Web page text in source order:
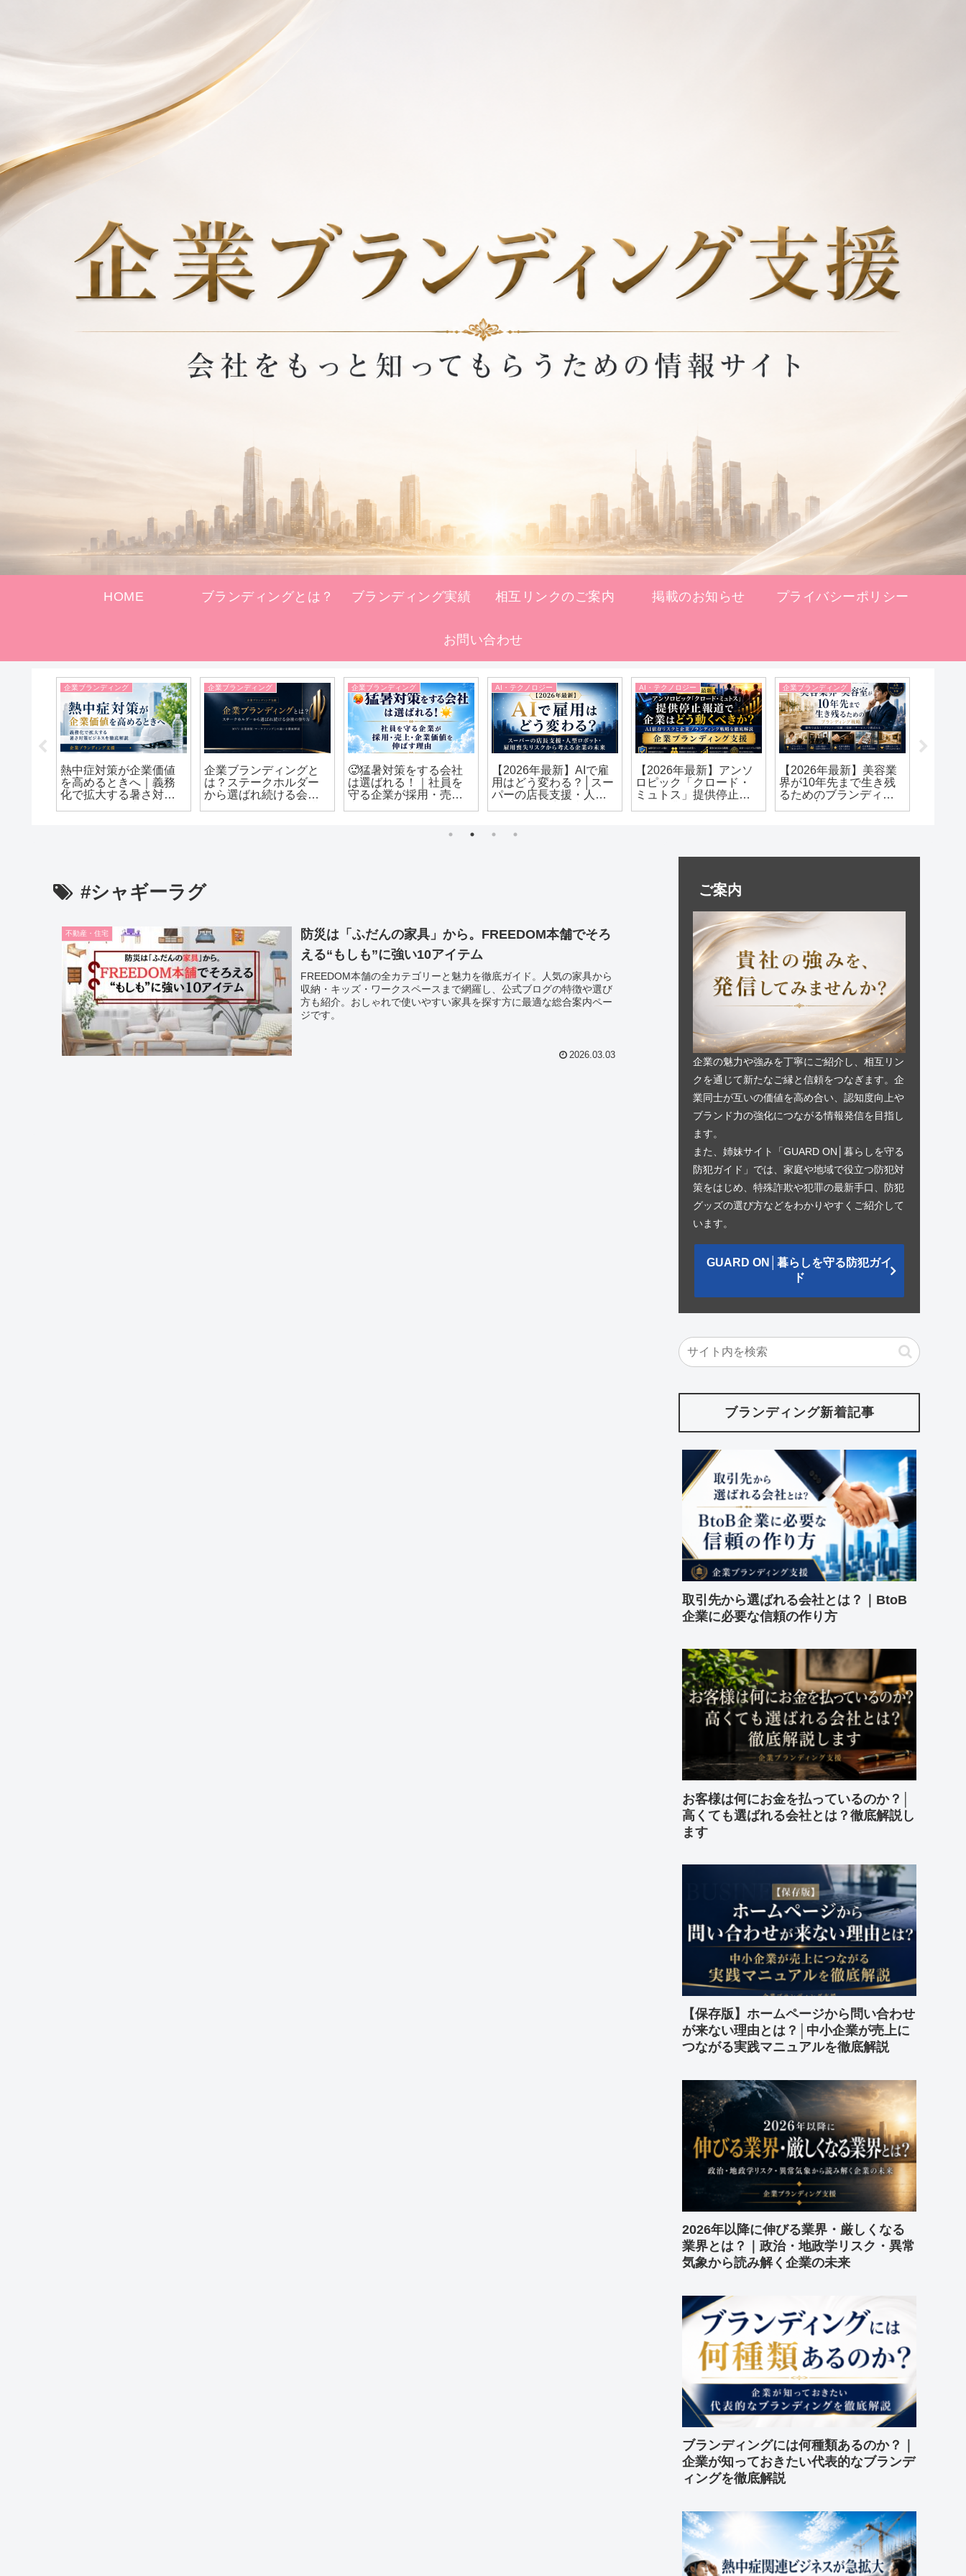
HOME ブランディングとは？ ブランディング実績 相互リンクのご案内 掲載のお知らせ プライバシーポリシー
お問い合わせ
企業ブランディング
熱中症対策が企業価値
を高めるときへ｜義務
化で拡大する暑さ対策
企業ブランディング
企業ブランディングと
は？ステークホルダー
から選ばれ続ける会社
企業ブランディング
🥵猛暑対策をする会社
は選ばれる！｜社員を
守る企業が採用・売
AI・テクノロジー
【2026年最新】AIで雇
用はどう変わる？│スー
パーの店長支援・人型
未来
AI・テクノロジー
【2026年最新】アンソ
ロピック「クロード・
ミュトス」提供停止報
企業ブランディング
【2026年最新】美容業
界が10年先まで生き残
るためのブランディン
ン・美容室になる方法
#シャギーラグ
不動産・住宅
防災は「ふだんの家具」から。FREEDOM本舗でそろ
える“もしも”に強い10アイテム
FREEDOM本舗の全カテゴリーと魅力を徹底ガイド。人気の家具から
収納・キッズ・ワークスペースまで網羅し、公式ブログの特徴や選び
方も紹介。おしゃれで使いやすい家具を探す方に最適な総合案内ペー
ジです。
2026.03.03
ご案内
企業の魅力や強みを丁寧にご紹介し、相互リン
クを通じて新たなご縁と信頼をつなぎます。企
業同士が互いの価値を高め合い、認知度向上や
ブランド力の強化につながる情報発信を目指し
ます。
また、姉妹サイト「GUARD ON│暮らしを守る
防犯ガイド」では、家庭や地域で役立つ防犯対
策をはじめ、特殊詐欺や犯罪の最新手口、防犯
グッズの選び方などをわかりやすくご紹介して
います。
GUARD ON│暮らしを守る防犯ガイ
ド
ブランディング新着記事
取引先から選ばれる会社とは？｜BtoB
企業に必要な信頼の作り方
お客様は何にお金を払っているのか？│
高くても選ばれる会社とは？徹底解説し
ます
【保存版】ホームページから問い合わせ
が来ない理由とは？│中小企業が売上に
つながる実践マニュアルを徹底解説
2026年以降に伸びる業界・厳しくなる
業界とは？｜政治・地政学リスク・異常
気象から読み解く企業の未来
ブランディングには何種類あるのか？｜
企業が知っておきたい代表的なブランデ
ィングを徹底解説